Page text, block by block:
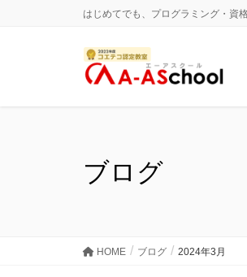
はじめてでも、プログラミング・資
ブログ
HOME ブログ 2024年3月